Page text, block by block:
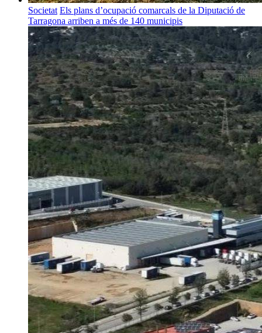
Societat Els plans d’ocupació comarcals de la Diputació de
Tarragona arriben a més de 140 municipis